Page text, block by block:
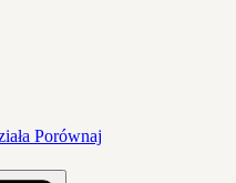
Porównaj